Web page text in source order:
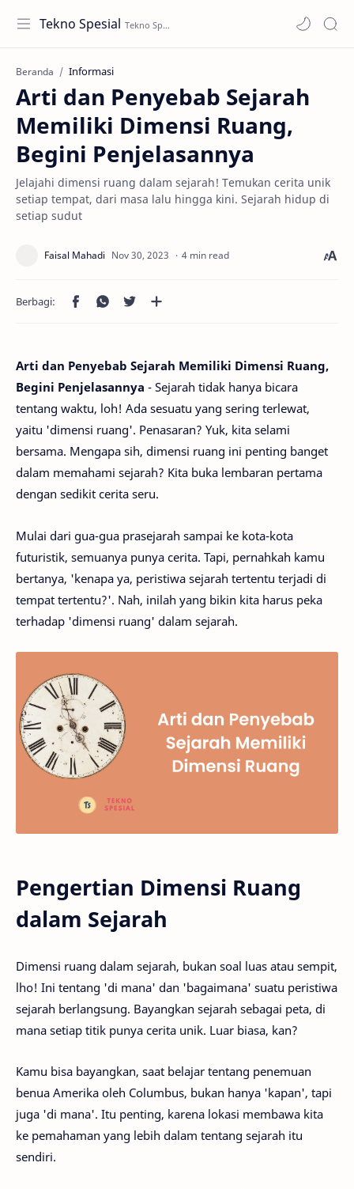
Tekno Spesial
Beranda Informasi
Arti dan Penyebab Sejarah
Memiliki Dimensi Ruang,
Begini Penjelasannya
Jelajahi dimensi ruang dalam sejarah! Temukan cerita unik
setiap tempat, dari masa lalu hingga kini. Sejarah hidup di
setiap sudut
4 min read
Arti dan Penyebab Sejarah Memiliki Dimensi Ruang,
Begini Penjelasannya - Sejarah tidak hanya bicara
tentang waktu, loh! Ada sesuatu yang sering terlewat,
yaitu 'dimensi ruang'. Penasaran? Yuk, kita selami
bersama. Mengapa sih, dimensi ruang ini penting banget
dalam memahami sejarah? Kita buka lembaran pertama
dengan sedikit cerita seru.
Mulai dari gua-gua prasejarah sampai ke kota-kota
futuristik, semuanya punya cerita. Tapi, pernahkah kamu
bertanya, 'kenapa ya, peristiwa sejarah tertentu terjadi di
tempat tertentu?'. Nah, inilah yang bikin kita harus peka
terhadap 'dimensi ruang' dalam sejarah.
Pengertian Dimensi Ruang
dalam Sejarah
Dimensi ruang dalam sejarah, bukan soal luas atau sempit,
lho! Ini tentang 'di mana' dan 'bagaimana' suatu peristiwa
sejarah berlangsung. Bayangkan sejarah sebagai peta, di
mana setiap titik punya cerita unik. Luar biasa, kan?
Kamu bisa bayangkan, saat belajar tentang penemuan
benua Amerika oleh Columbus, bukan hanya 'kapan', tapi
juga 'di mana'. Itu penting, karena lokasi membawa kita
ke pemahaman yang lebih dalam tentang sejarah itu
sendiri.